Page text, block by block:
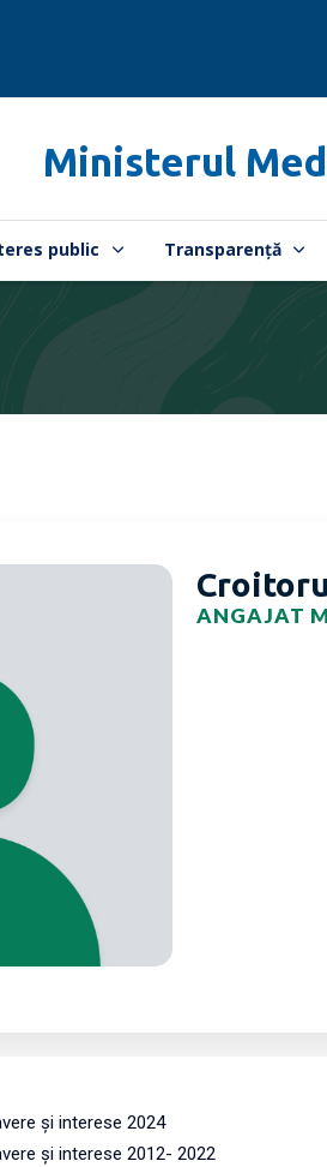
Ministerul
public Transparență
ANGAJAT
și interese 2024
și interese 2012- 2022